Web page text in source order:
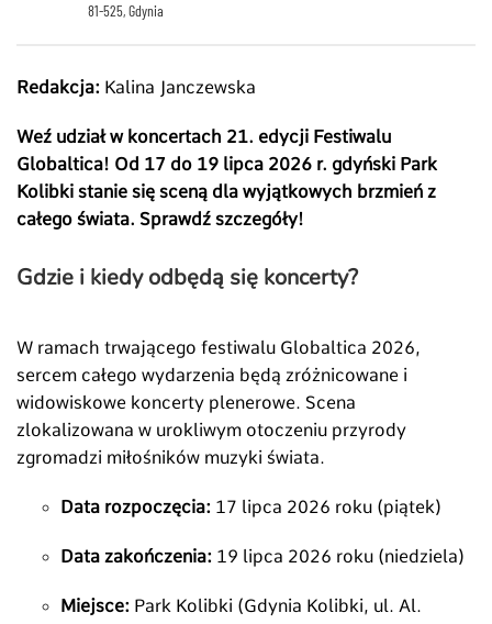
81-525, Gdynia
Redakcja: Kalina Janczewska
Weź udział w koncertach 21. edycji Festiwalu
Globaltica! Od 17 do 19 lipca 2026 r. gdyński Park
Kolibki stanie się sceną dla wyjątkowych brzmień z
całego świata. Sprawdź szczegóły!
Gdzie i kiedy odbędą się koncerty?
W ramach trwającego festiwalu Globaltica 2026,
sercem całego wydarzenia będą zróżnicowane i
widowiskowe koncerty plenerowe. Scena
zlokalizowana w urokliwym otoczeniu przyrody
zgromadzi miłośników muzyki świata.
Data rozpoczęcia: 17 lipca 2026 roku (piątek)
Data zakończenia: 19 lipca 2026 roku (niedziela)
Miejsce: Park Kolibki (Gdynia Kolibki, ul. Al.